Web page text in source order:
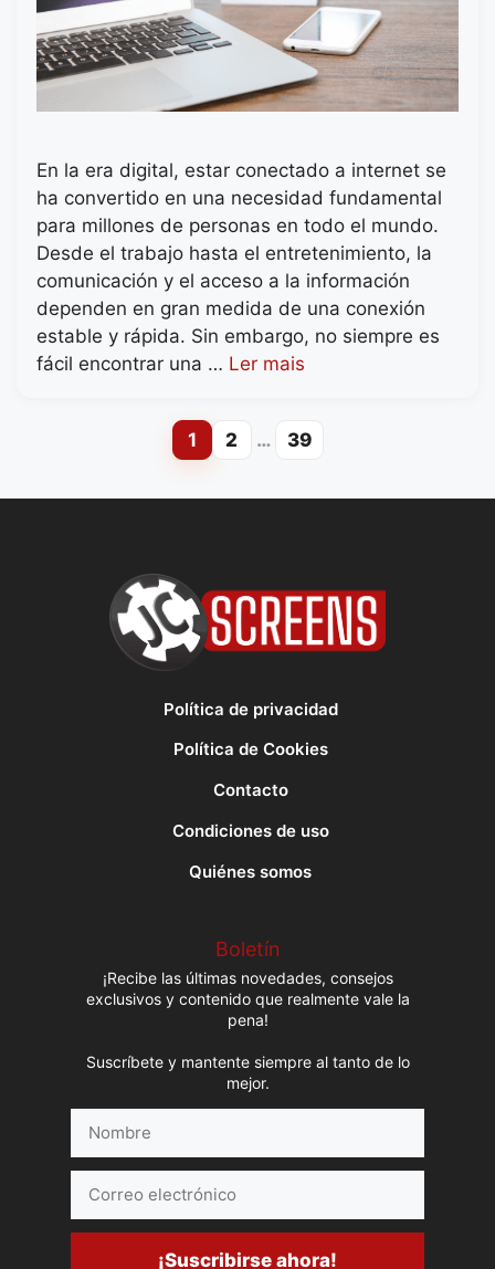
En la era digital, estar conectado a internet se
ha convertido en una necesidad fundamental
para millones de personas en todo el mundo.
Desde el trabajo hasta el entretenimiento, la
comunicación y el acceso a la información
dependen en gran medida de una conexión
estable y rápida. Sin embargo, no siempre es
fácil encontrar una … Ler mais
Page
1 Page
2 … Page
39
Política de privacidad
Política de Cookies
Contacto
Condiciones de uso
Quiénes somos
Boletín
¡Recibe las últimas novedades, consejos
exclusivos y contenido que realmente vale la
pena!
Suscríbete y mantente siempre al tanto de lo
mejor.
electrónico
¡Suscribirse ahora!